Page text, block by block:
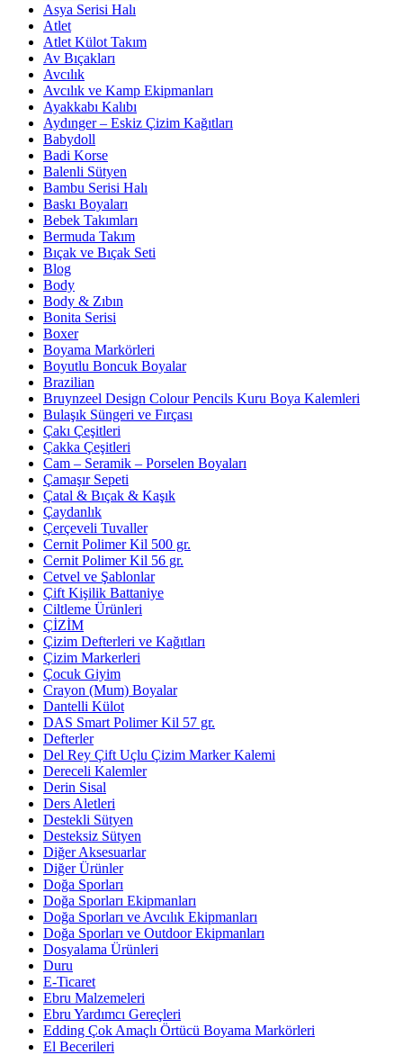
Asya Serisi Halı
Atlet
Atlet Külot Takım
Av Bıçakları
Avcılık
Avcılık ve Kamp Ekipmanları
Ayakkabı Kalıbı
Aydınger – Eskiz Çizim Kağıtları
Babydoll
Badi Korse
Balenli Sütyen
Bambu Serisi Halı
Baskı Boyaları
Bebek Takımları
Bermuda Takım
Bıçak ve Bıçak Seti
Blog
Body
Body & Zıbın
Bonita Serisi
Boxer
Boyama Markörleri
Boyutlu Boncuk Boyalar
Brazilian
Bruynzeel Design Colour Pencils Kuru Boya Kalemleri
Bulaşık Süngeri ve Fırçası
Çakı Çeşitleri
Çakka Çeşitleri
Cam – Seramik – Porselen Boyaları
Çamaşır Sepeti
Çatal & Bıçak & Kaşık
Çaydanlık
Çerçeveli Tuvaller
Cernit Polimer Kil 500 gr.
Cernit Polimer Kil 56 gr.
Cetvel ve Şablonlar
Çift Kişilik Battaniye
Ciltleme Ürünleri
ÇİZİM
Çizim Defterleri ve Kağıtları
Çizim Markerleri
Çocuk Giyim
Crayon (Mum) Boyalar
Dantelli Külot
DAS Smart Polimer Kil 57 gr.
Defterler
Del Rey Çift Uçlu Çizim Marker Kalemi
Dereceli Kalemler
Derin Sisal
Ders Aletleri
Destekli Sütyen
Desteksiz Sütyen
Diğer Aksesuarlar
Diğer Ürünler
Doğa Sporları
Doğa Sporları Ekipmanları
Doğa Sporları ve Avcılık Ekipmanları
Doğa Sporları ve Outdoor Ekipmanları
Dosyalama Ürünleri
Duru
E-Ticaret
Ebru Malzemeleri
Ebru Yardımcı Gereçleri
Edding Çok Amaçlı Örtücü Boyama Markörleri
El Becerileri